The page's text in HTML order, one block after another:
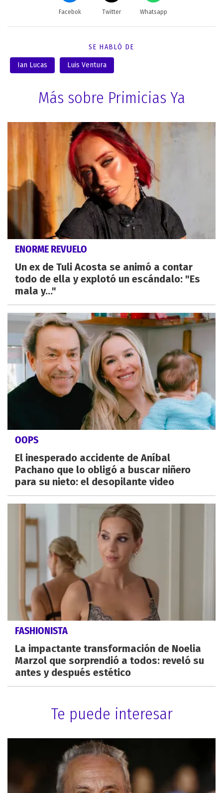
Facebok Twitter Whatsapp
SE HABLÓ DE
Ian Lucas Luis Ventura
Más sobre Primicias Ya
ENORME REVUELO
Un ex de Tuli Acosta se animó a contar
todo de ella y explotó un escándalo: "Es
mala y..."
OOPS
El inesperado accidente de Aníbal
Pachano que lo obligó a buscar niñero
para su nieto: el desopilante video
FASHIONISTA
La impactante transformación de Noelia
Marzol que sorprendió a todos: reveló su
antes y después estético
Te puede interesar